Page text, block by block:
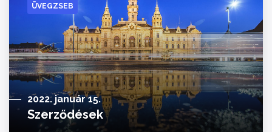
ÜVEGZSEB
2022. január 15.
Szerződések